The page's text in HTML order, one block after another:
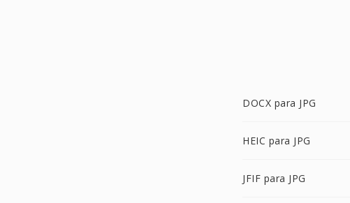
DOCX para JPG
HEIC para JPG
JFIF para JPG